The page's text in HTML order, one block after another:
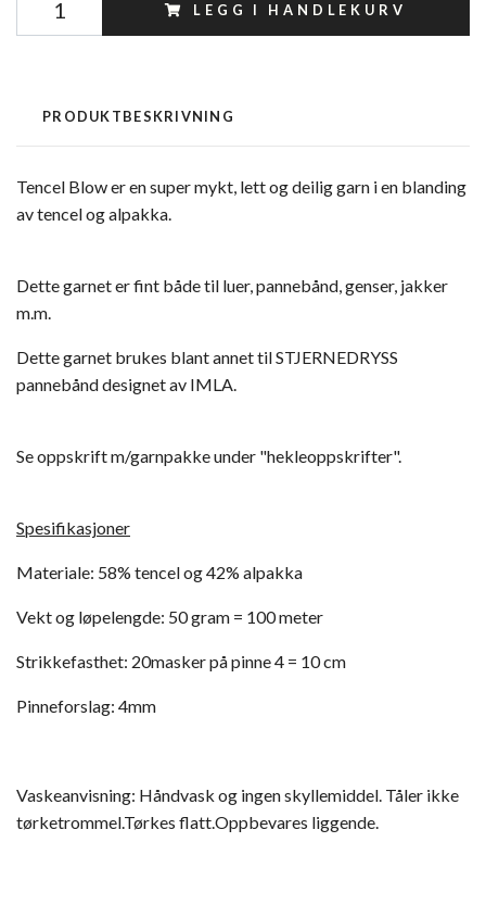
LEGG I HANDLEKURV
PRODUKTBESKRIVNING
Tencel Blow er en super mykt, lett og deilig garn i en blanding
av tencel og alpakka.
Dette garnet er fint både til luer, pannebånd, genser, jakker
m.m.
Dette garnet brukes blant annet til STJERNEDRYSS
pannebånd designet av IMLA.
Se oppskrift m/garnpakke under "hekleoppskrifter".
Spesifikasjoner
Materiale: 58% tencel og 42% alpakka
Vekt og løpelengde: 50 gram = 100 meter
Strikkefasthet: 20masker på pinne 4 = 10 cm
Pinneforslag: 4mm
Vaskeanvisning: Håndvask og ingen skyllemiddel. Tåler ikke
tørketrommel.Tørkes flatt.Oppbevares liggende.